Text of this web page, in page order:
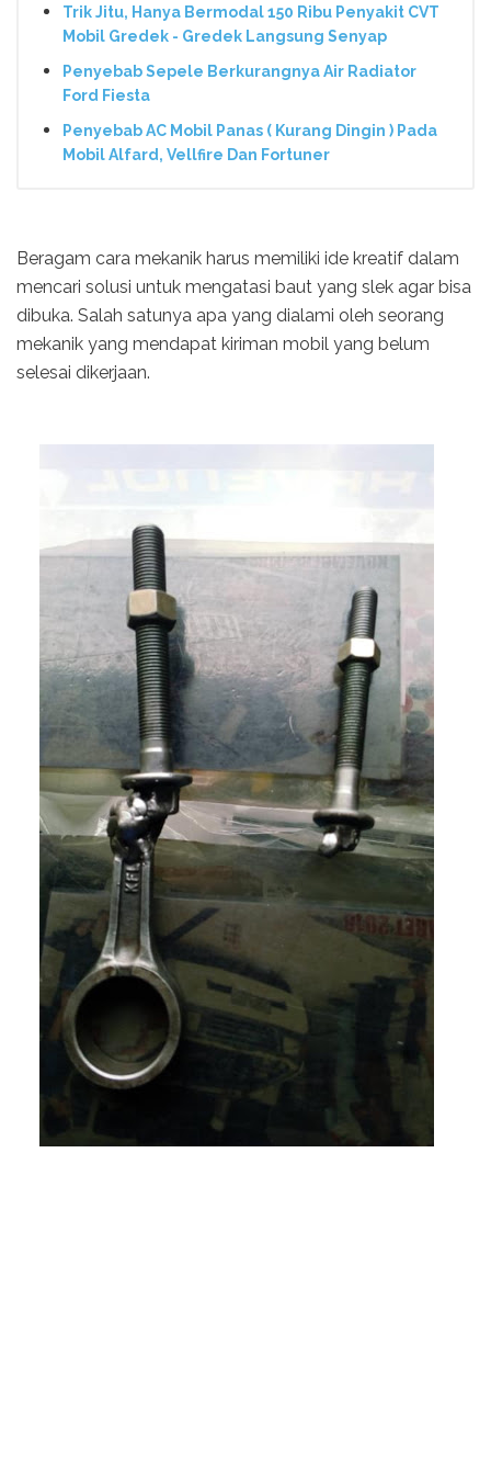
Trik Jitu, Hanya Bermodal 150 Ribu Penyakit CVT
Mobil Gredek - Gredek Langsung Senyap
Penyebab Sepele Berkurangnya Air Radiator
Ford Fiesta
Penyebab AC Mobil Panas ( Kurang Dingin ) Pada
Mobil Alfard, Vellfire Dan Fortuner
Beragam cara mekanik harus memiliki ide kreatif dalam
mencari solusi untuk mengatasi baut yang slek agar bisa
dibuka. Salah satunya apa yang dialami oleh seorang
mekanik yang mendapat kiriman mobil yang belum
selesai dikerjaan.